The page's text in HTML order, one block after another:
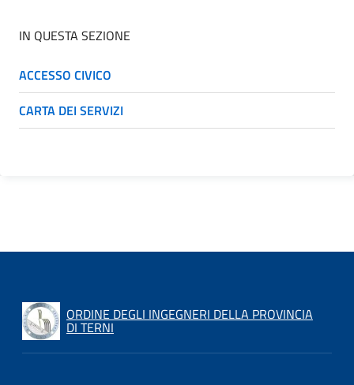
IN QUESTA SEZIONE
ACCESSO CIVICO
CARTA DEI SERVIZI
ORDINE DEGLI INGEGNERI DELLA PROVINCIA
DI TERNI